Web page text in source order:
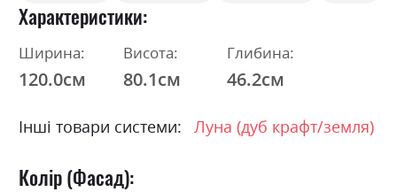
Характеристики
Ширина:
120.0см
Висота:
80.1см
Глибина:
46.2см
Інші товари системи: Луна (дуб крафт/земля)
Колір (Фасад):